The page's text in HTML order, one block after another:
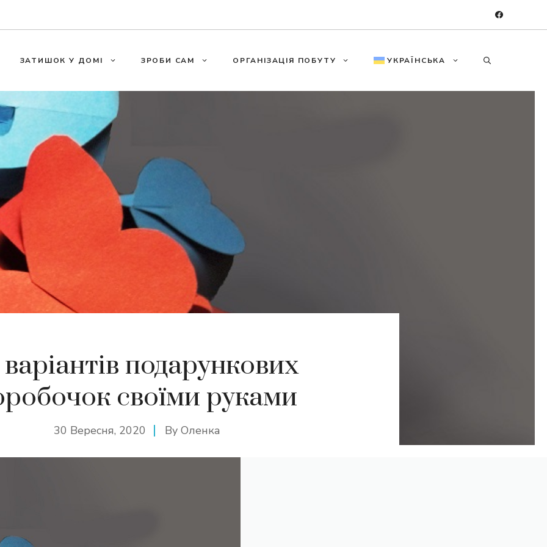
ЗАТИШОК У ДОМІ ЗРОБИ САМ ОРГАНІЗАЦІЯ ПОБУТУ УКРАЇНСЬКА
варіантів подарункових
своїми руками
30 Вересня, 2020 By Оленка